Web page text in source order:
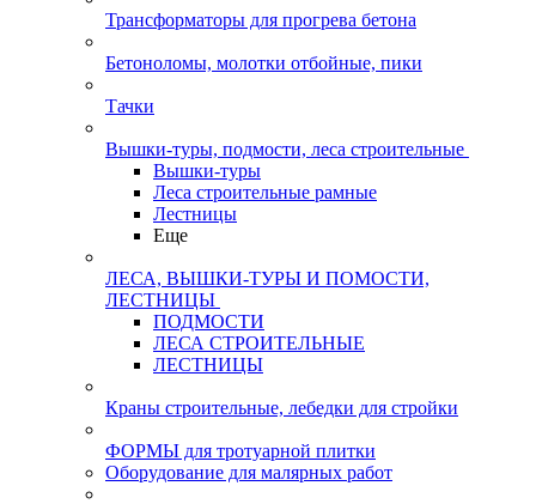
Трансформаторы для прогрева бетона
Бетоноломы, молотки отбойные, пики
Тачки
Вышки-туры, подмости, леса строительные
Вышки-туры
Леса строительные рамные
Лестницы
Еще
ЛЕСА, ВЫШКИ-ТУРЫ И ПОМОСТИ,
ЛЕСТНИЦЫ
ПОДМОСТИ
ЛЕСА СТРОИТЕЛЬНЫЕ
ЛЕСТНИЦЫ
Краны строительные, лебедки для стройки
ФОРМЫ для тротуарной плитки
Оборудование для малярных работ